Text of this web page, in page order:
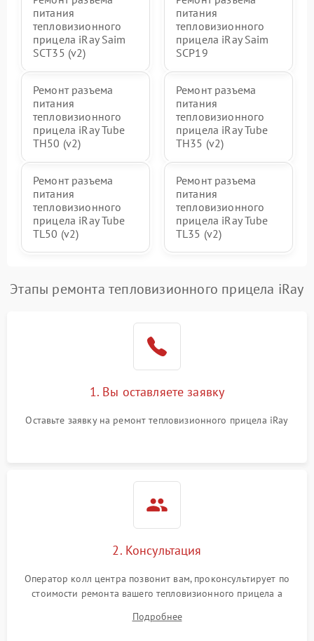
питания
тепловизионного
прицела iRay Saim
SCT35 (v2)
питания
тепловизионного
прицела iRay Saim
SCP19
Ремонт разъема
питания
тепловизионного
прицела iRay Tube
TH50 (v2)
Ремонт разъема
питания
тепловизионного
прицела iRay Tube
TH35 (v2)
Ремонт разъема
питания
тепловизионного
прицела iRay Tube
TL50 (v2)
Ремонт разъема
питания
тепловизионного
прицела iRay Tube
TL35 (v2)
Этапы ремонта тепловизионного прицела iRay
1. Вы оставляете заявку
Оставьте заявку на ремонт тепловизионного прицела iRay
2. Консультация
Оператор колл центра позвонит вам, проконсультирует по
стоимости ремонта вашего тепловизионного прицела а
Подробнее